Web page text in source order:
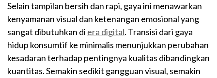
Selain tampilan bersih dan rapi, gaya ini menawarkan
kenyamanan visual dan ketenangan emosional yang
sangat dibutuhkan di era digital. Transisi dari gaya
hidup konsumtif ke minimalis menunjukkan perubahan
kesadaran terhadap pentingnya kualitas dibandingkan
kuantitas. Semakin sedikit gangguan visual, semakin